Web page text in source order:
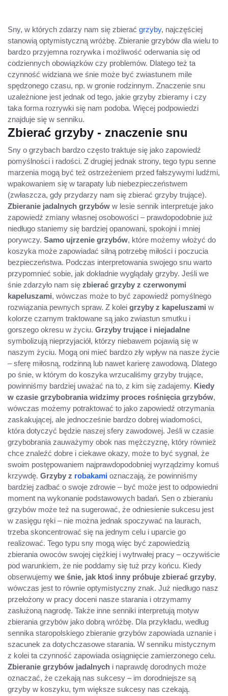
Sny, w których zdarzy nam się zbierać grzyby, najczęściej
stanowią optymistyczną wróżbę. Zbieranie grzybów dla wielu to
bardzo przyjemna rozrywka i możliwość oderwania się od
codziennych obowiązków czy problemów. Dlatego też ta
czynność widziana we śnie może być zwiastunem mile
spędzonego czasu, np. w gronie rodzinnym. Znaczenie snu
uzależnione jest jednak od tego, jakie grzyby zbieramy i czy
taka forma rozrywki się nam podoba. Więcej podpowiedzi
znajduje się w senniku.
Zbierać grzyby - znaczenie snu
Sny o grzybach bardzo często traktuje się jako zapowiedź
pomyślności i radości. Z drugiej jednak strony, tego typu senne
marzenia mogą być też ostrzeżeniem przed fałszywymi ludźmi,
wpakowaniem się w tarapaty lub niebezpieczeństwem
(zwłaszcza, gdy przydarzy nam się zbierać grzyby trujące).
Zbieranie jadalnych grzybów w lesie sennik interpretuje jako
zapowiedź zmiany własnej osobowości – prawdopodobnie już
niedługo staniemy się bardziej opanowani, spokojni i mniej
porywczy. Samo ujrzenie grzybów, które możemy włożyć do
koszyka może zapowiadać silną potrzebę miłości i poczucia
bezpieczeństwa. Podczas interpretowania swojego snu warto
przypomnieć sobie, jak dokładnie wyglądały grzyby. Jeśli we
śnie zdarzyło nam się zbierać grzyby z czerwonymi
kapeluszami, wówczas może to być zapowiedź pomyślnego
rozwiązania pewnych spraw. Z kolei grzyby z kapeluszami w
kolorze czarnym traktowane są jako zwiastun smutku i
gorszego okresu w życiu. Grzyby trujące i niejadalne
symbolizują nieprzyjaciół, którzy niebawem pojawią się w
naszym życiu. Mogą oni mieć bardzo zły wpływ na nasze życie
– sferę miłosną, rodzinną lub nawet karierę zawodową. Dlatego
po śnie, w którym do koszyka wrzucaliśmy grzyby trujące,
powinniśmy bardziej uważać na to, z kim się zadajemy. Kiedy
w czasie grzybobrania widzimy proces rośnięcia grzybów,
wówczas możemy potraktować to jako zapowiedź otrzymania
zaskakującej, ale jednocześnie bardzo dobrej wiadomości,
która dotyczyć będzie naszej sfery zawodowej. Jeśli w czasie
grzybobrania zauważymy obok nas mężczyznę, który również
chce znaleźć dobre i ciekawe okazy, może to być sygnał, że
swoim postępowaniem najprawdopodobniej wyrządzimy komuś
krzywdę. Grzyby z robakami oznaczają, że powinniśmy
bardziej zadbać o swoje zdrowie – być może jest to odpowiedni
moment na wykonanie podstawowych badań. Sen o zbieraniu
grzybów może też na sugerować, że odniesienie sukcesu jest
w zasięgu ręki – nie można jednak spoczywać na laurach,
trzeba skoncentrować się na jednym celu i uparcie go
realizować. Tego typu sny mogą więc być zapowiedzią
zbierania owoców swojej ciężkiej i wytrwałej pracy – oczywiście
pod warunkiem, że nie poddamy się tuż przy końcu. Kiedy
obserwujemy we śnie, jak ktoś inny próbuje zbierać grzyby,
wówczas jest to równie optymistyczny znak. Już niedługo nasz
przełożony w pracy doceni nasze starania i otrzymamy
zasłużoną nagrodę. Także inne senniki interpretują motyw
zbierania grzybów jako dobrą wróżbę. Dla przykładu, według
sennika staropolskiego zbieranie grzybów zapowiada uznanie i
szacunek za dotychczasowe starania. W senniku mistycznym
z kolei ta czynność zapowiada osiągnięcie zamierzonego celu.
Zbieranie grzybów jadalnych i naprawdę dorodnych może
oznaczać, że czekają nas sukcesy – im dorodniejsze są
grzyby w koszyku, tym większe sukcesy nas czekają.